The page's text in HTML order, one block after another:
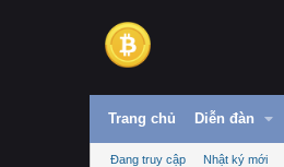
Trang chủ Diễn đàn
Đang truy cập Nhật ký mới